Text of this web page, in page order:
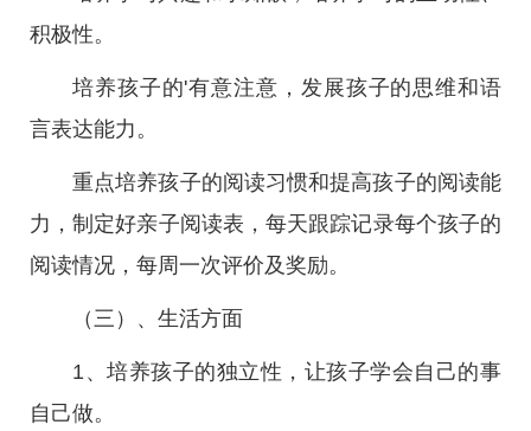
积极性。
培养孩子的'有意注意，发展孩子的思维和语
言表达能力。
重点培养孩子的阅读习惯和提高孩子的阅读能
力，制定好亲子阅读表，每天跟踪记录每个孩子的
阅读情况，每周一次评价及奖励。
（三）、生活方面
1、培养孩子的独立性，让孩子学会自己的事
自己做。